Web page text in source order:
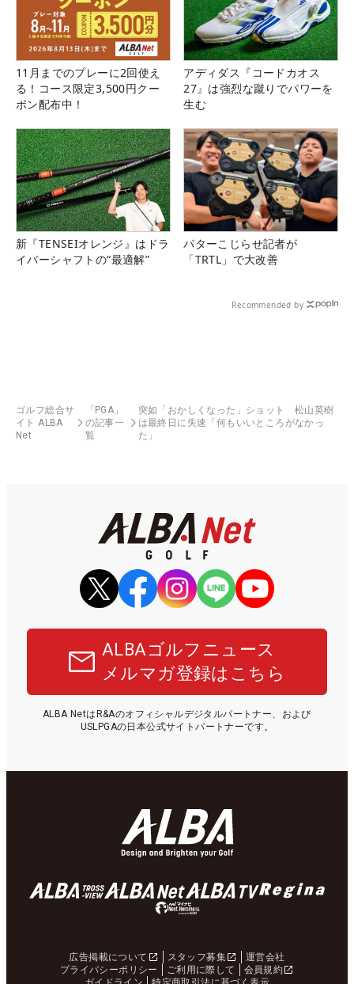
11月までのプレーに2回使え
る！コース限定3,500円クー
ポン配布中！
アディダス『コードカオス
27』は強烈な蹴りでパワーを
生む
新『TENSEIオレンジ』はドラ
イバーシャフトの“最適解”
パターこじらせ記者が
「TRTL」で大改善
Recommended by
ゴルフ総合サ
イト ALBA
Net
「PGA」
の記事一
覧
突如「おかしくなった」ショット 松山英樹
は最終日に失速「何もいいところがなかっ
た」
ALBAゴルフニュース
メルマガ登録はこちら
ALBA NetはR&Aのオフィシャルデジタルパートナー、および
USLPGAの日本公式サイトパートナーです。
広告掲載について スタッフ募集
運営会社
プライバシーポリシー
ご利用に際して
会員規約